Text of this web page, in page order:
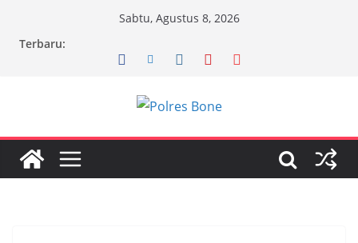
Sabtu, Agustus 8, 2026
Terbaru: